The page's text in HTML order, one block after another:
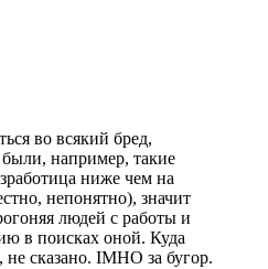
во всякий бред,
были, например, такие
ниже чем на
непонятно), значит
людей с работы и
в поисках оной. Куда
не сказано. IMHO за бугор.